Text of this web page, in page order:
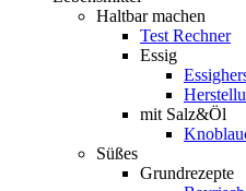
Haltbar machen
Test Rechner
Essig
mit Salz&Öl
Süßes
Grundrezepte